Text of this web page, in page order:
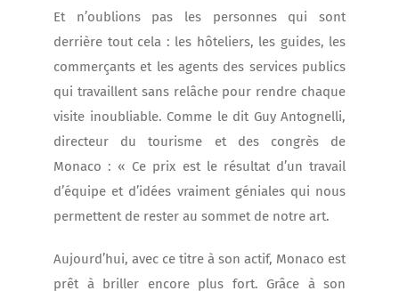
Et n’oublions pas les personnes qui sont
derrière tout cela : les hôteliers, les guides, les
commerçants et les agents des services publics
qui travaillent sans relâche pour rendre chaque
visite inoubliable. Comme le dit Guy Antognelli,
directeur du tourisme et des congrès de
Monaco : « Ce prix est le résultat d’un travail
d’équipe et d’idées vraiment géniales qui nous
permettent de rester au sommet de notre art.
Aujourd’hui, avec ce titre à son actif, Monaco est
prêt à briller encore plus fort. Grâce à son